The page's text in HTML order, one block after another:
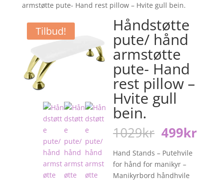
armstøtte pute- Hand rest pillow – Hvite gull bein.
Tilbud! Håndstøtte
pute/ hånd
armstøtte
pute- Hand
rest pillow –
Hvite gull
bein.
1029kr
pris
var:
1029kr.
499kr
Hand Stands – Putehvile
for hånd for manikyr –
Manikyrbord håndhvile